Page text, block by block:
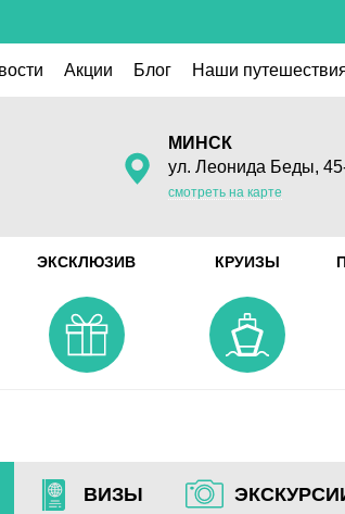
Акции Блог Наши
МИНСК
ул. Леонида Беды,
смотреть на карте
ЭКСКЛЮЗИВ КРУИЗЫ
ВИЗЫ